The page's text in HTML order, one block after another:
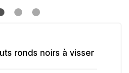
ronds noirs à visser